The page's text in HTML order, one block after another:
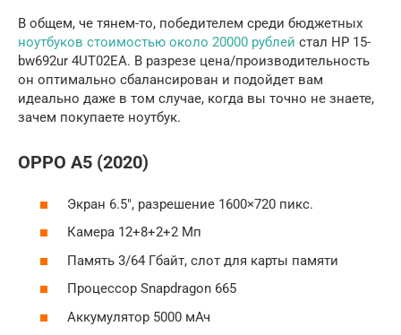
В общем, че тянем-то, победителем среди бюджетных
ноутбуков стоимостью около 20000 рублей стал HP 15-
bw692ur 4UT02EA. В разрезе цена/производительность
он оптимально сбалансирован и подойдет вам
идеально даже в том случае, когда вы точно не знаете,
зачем покупаете ноутбук.
OPPO A5 (2020)
Экран 6.5″, разрешение 1600×720 пикс.
Камера 12+8+2+2 Мп
Память 3/64 Гбайт, слот для карты памяти
Процессор Snapdragon 665
Аккумулятор 5000 мАч